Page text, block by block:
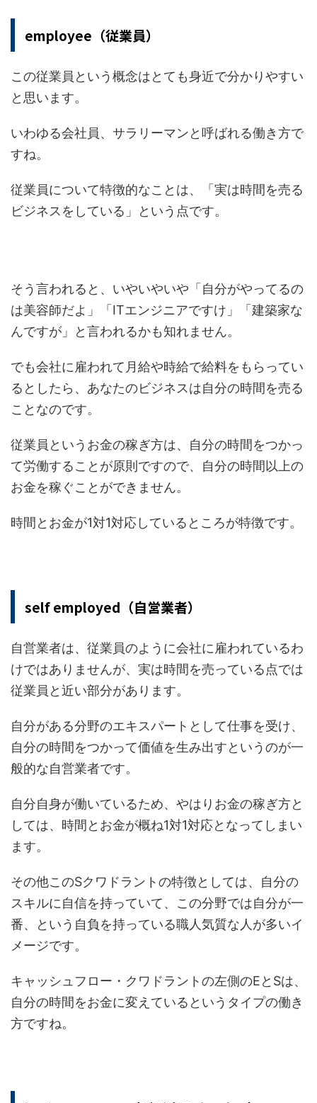
employee（従業員）
この従業員という概念はとても身近で分かりやすい
と思います。
いわゆる会社員、サラリーマンと呼ばれる働き方で
すね。
従業員について特徴的なことは、「実は時間を売る
ビジネスをしている」という点です。
そう言われると、いやいやいや「自分がやってるの
は美容師だよ」「ITエンジニアですけ」「建築家な
んですが」と言われるかも知れません。
でも会社に雇われて月給や時給で給料をもらってい
るとしたら、あなたのビジネスは自分の時間を売る
ことなのです。
従業員というお金の稼ぎ方は、自分の時間をつかっ
て労働することが原則ですので、自分の時間以上の
お金を稼ぐことができません。
時間とお金が1対1対応しているところが特徴です。
self employed（自営業者）
自営業者は、従業員のように会社に雇われているわ
けではありませんが、実は時間を売っている点では
従業員と近い部分があります。
自分がある分野のエキスパートとして仕事を受け、
自分の時間をつかって価値を生み出すというのが一
般的な自営業者です。
自分自身が働いているため、やはりお金の稼ぎ方と
しては、時間とお金が概ね1対1対応となってしまい
ます。
その他このSクワドラントの特徴としては、自分の
スキルに自信を持っていて、この分野では自分が一
番、という自負を持っている職人気質な人が多いイ
メージです。
キャッシュフロー・クワドラントの左側のEとSは、
自分の時間をお金に変えているというタイプの働き
方ですね。